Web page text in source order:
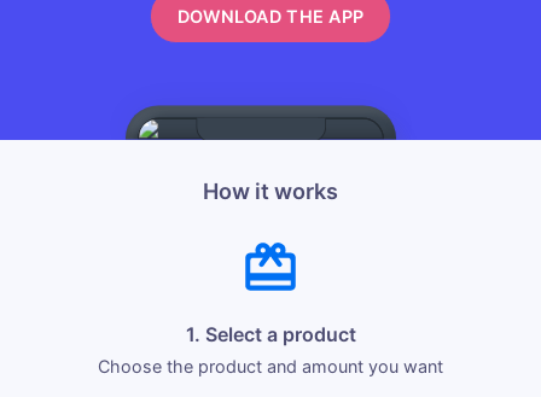
DOWNLOAD THE APP
How it works
1. Select a product
Choose the product and amount you want